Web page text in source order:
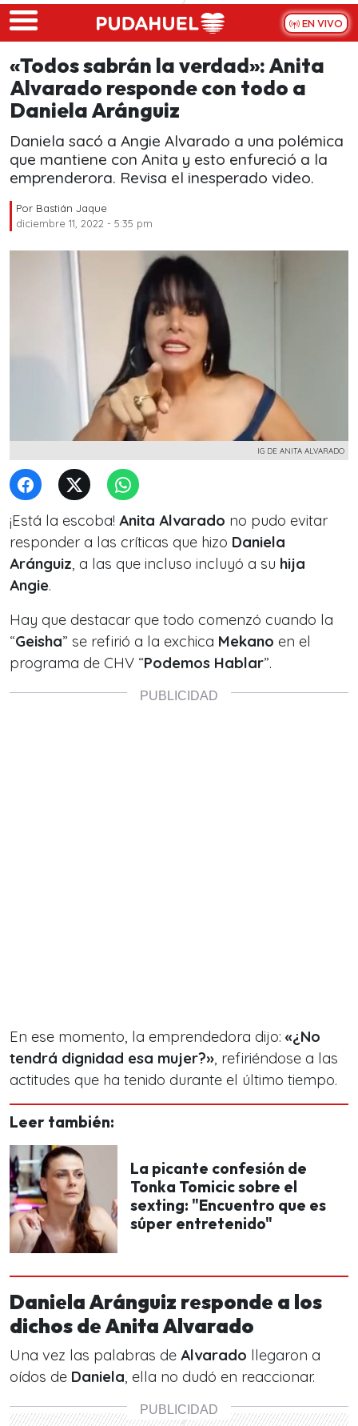
Skip to main content
EN VIVO
«Todos sabrán la verdad»: Anita
Alvarado responde con todo a
Daniela Aránguiz
Daniela sacó a Angie Alvarado a una polémica
que mantiene con Anita y esto enfureció a la
emprenderora. Revisa el inesperado video.
Por Bastián Jaque
diciembre 11, 2022 - 5:35 pm
IG DE ANITA ALVARADO
¡Está la escoba! Anita Alvarado no pudo evitar
responder a las críticas que hizo Daniela
Aránguiz, a las que incluso incluyó a su hija
Angie.
Hay que destacar que todo comenzó cuando la
“Geisha” se refirió a la exchica Mekano en el
programa de CHV “Podemos Hablar”.
En ese momento, la emprendedora dijo: «¿No
tendrá dignidad esa mujer?», refiriéndose a las
actitudes que ha tenido durante el último tiempo.
Leer también:
La picante confesión de
Tonka Tomicic sobre el
sexting: "Encuentro que es
súper entretenido"
Daniela Aránguiz responde a los
dichos de Anita Alvarado
Una vez las palabras de Alvarado llegaron a
oídos de Daniela, ella no dudó en reaccionar.